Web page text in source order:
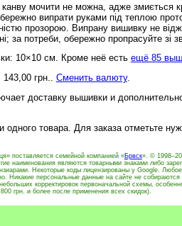
мочити не можна, адже змиється
випрати руками під теплою
прозорою. Випрану вишивку не
за потреби, обережно пропрасуйте зі
10×10 см. Кроме неё есть ещё 85
грн.. Сменить валюту.
доставку вышивки и
одного товара. Для заказа отметьте
поставляется семейной компанией «Брвск». ©
наименования являются товарными знаками либо
Некоторые коды лицензированы у Google.
Никакие персональные данные на сайте не собираются
корректировок первоначальной схемы,
грн. и более после применения всех скидок).